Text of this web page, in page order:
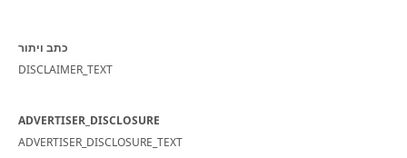
כתב ויתור
DISCLAIMER_TEXT
ADVERTISER_DISCLOSURE
ADVERTISER_DISCLOSURE_TEXT